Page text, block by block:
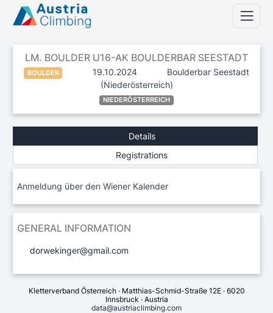
LM. BOULDER U16-AK BOULDERBAR SEESTADT
BOULDER 19.10.2024
Boulderbar Seestadt
(Niederösterreich)
NIEDERÖSTERREICH
Details
Registrations
Anmeldung über den Wiener Kalender
GENERAL INFORMATION
dorwekinger@gmail.com
Kletterverband Österreich · Matthias-Schmid-Straße 12E · 6020
Innsbruck · Austria
data@austriaclimbing.com